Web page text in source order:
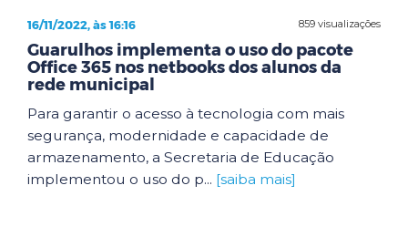
859 visualizações
16/11/2022, às 16:16
Guarulhos implementa o uso do pacote
Office 365 nos netbooks dos alunos da
rede municipal
Para garantir o acesso à tecnologia com mais
segurança, modernidade e capacidade de
armazenamento, a Secretaria de Educação
implementou o uso do p... [saiba mais]